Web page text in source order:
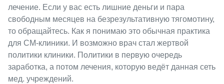
лечение. Если у вас есть лишние деньги и пара
свободным месяцев на безрезультативную тягомотину,
то обращайтесь. Как я понимаю это обычная практика
для СМ-клиники. И возможно врач стал жертвой
политики клиники. Политики в первую очередь
заработка, а потом лечения, которую ведёт данная сеть
мед. учреждений.